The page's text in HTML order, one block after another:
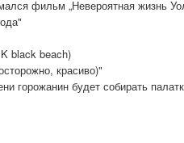
фильм „Невероятная жизнь
black beach)
красиво)"
горожанин будет собирать